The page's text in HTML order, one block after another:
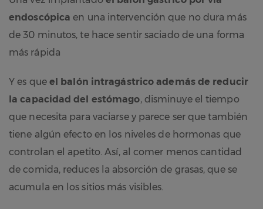
endoscópica en una intervención que no dura más
de 30 minutos, te hace sentir saciado de una forma
más rápida
Y es que el balón intragástrico además de reducir
la capacidad del estómago, disminuye el tiempo
que necesita para vaciarse y parece ser que también
tiene algún efecto en los niveles de hormonas que
controlan el apetito. Así, al comer menos cantidad
de comida, reduces la absorción de grasas, que se
acumula en los sitios más visibles.